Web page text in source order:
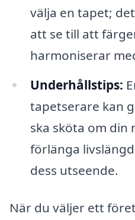
välja en tapet;
att se till att
harmoniserar
Underhållstips:
tapetserare kan
ska sköta om din
förlänga
dess utseende.
När du väljer ett